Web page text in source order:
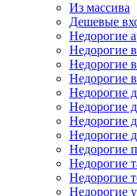
Из массива
Дешевые
Недорогие
Недорогие
Недорогие
Недорогие
Недорогие
Недорогие
Недорогие
Недорогие
Недорогие
Недорогие
Недорогие
Недорогие